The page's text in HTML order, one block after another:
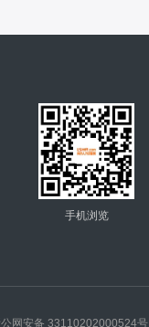
手机浏览
网安备 33110202000524号